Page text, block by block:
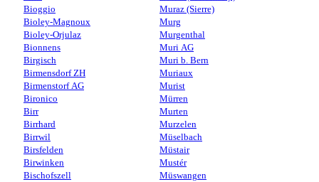
Bioggio
Bioley-Magnoux
Bioley-Orjulaz
Bionnens
Birgisch
Birmensdorf ZH
Birmenstorf AG
Bironico
Birr
Birrhard
Birrwil
Birsfelden
Birwinken
Bischofszell
Muraz (Sierre)
Murg
Murgenthal
Muri AG
Muri b. Bern
Muriaux
Murist
Mürren
Murten
Murzelen
Müselbach
Müstair
Mustér
Müswangen